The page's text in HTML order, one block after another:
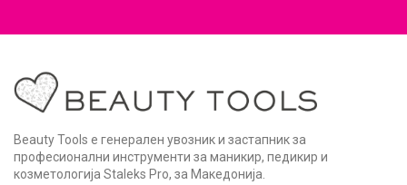
Beauty Tools е генерален увозник и застапник за
професионални инструменти за маникир, педикир и
козметологија Staleks Pro, за Македонија.